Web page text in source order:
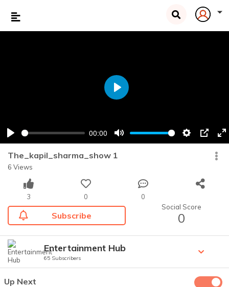
Play
00:00
Mute Settings
PIP
Play
The_kapil_sharma_show 1
6 Views
3 0 0
Subscribe
Social Score
0
Entertainment Hub
65 Subscribers
Up Next